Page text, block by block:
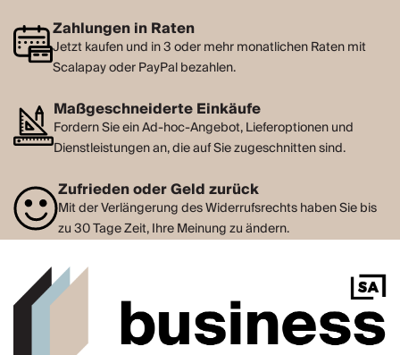
Zahlungen in Raten
Jetzt kaufen und in 3 oder mehr monatlichen Raten mit
Scalapay oder PayPal bezahlen.
Maßgeschneiderte Einkäufe
Fordern Sie ein Ad-hoc-Angebot, Lieferoptionen und
Dienstleistungen an, die auf Sie zugeschnitten sind.
Zufrieden oder Geld zurück
Mit der Verlängerung des Widerrufsrechts haben Sie bis
zu 30 Tage Zeit, Ihre Meinung zu ändern.